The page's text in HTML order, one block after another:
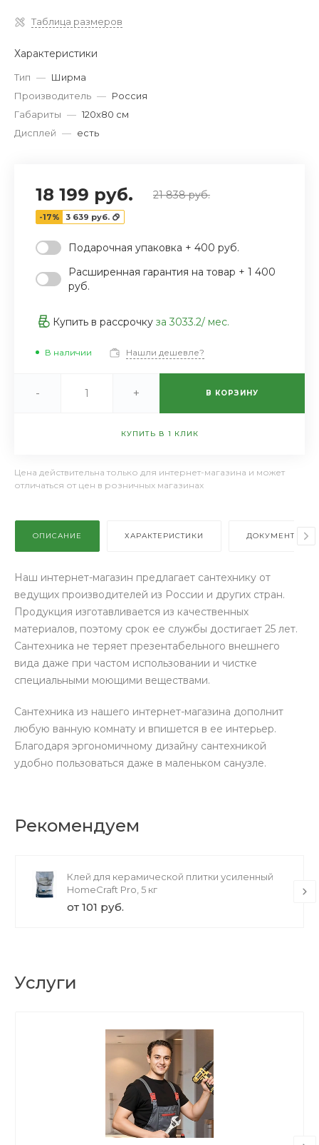
Таблица размеров
Характеристики
Тип — Ширма
Производитель — Россия
Габариты — 120x80 см
Дисплей — есть
18 199 руб. 21 838 руб.
-17% 3 639 руб.
Подарочная упаковка + 400 руб.
Расширенная гарантия на товар + 1 400
руб.
Купить в рассрочку за 3033.2/ мес.
В наличии Нашли дешевле?
- + В КОРЗИНУ
КУПИТЬ В 1 КЛИК
Цена действительна только для интернет-магазина и может
отличаться от цен в розничных магазинах
ОПИСАНИЕ ХАРАКТЕРИСТИКИ ДОКУМЕНТЫ
Наш интернет-магазин предлагает сантехнику от
ведущих производителей из России и других стран.
Продукция изготавливается из качественных
материалов, поэтому срок ее службы достигает 25 лет.
Сантехника не теряет презентабельного внешнего
вида даже при частом использовании и чистке
специальными моющими веществами.
Сантехника из нашего интернет-магазина дополнит
любую ванную комнату и впишется в ее интерьер.
Благодаря эргономичному дизайну сантехникой
удобно пользоваться даже в маленьком санузле.
Рекомендуем
Клей для керамической плитки усиленный
HomeCraft Pro, 5 кг
от 101 руб.
Услуги